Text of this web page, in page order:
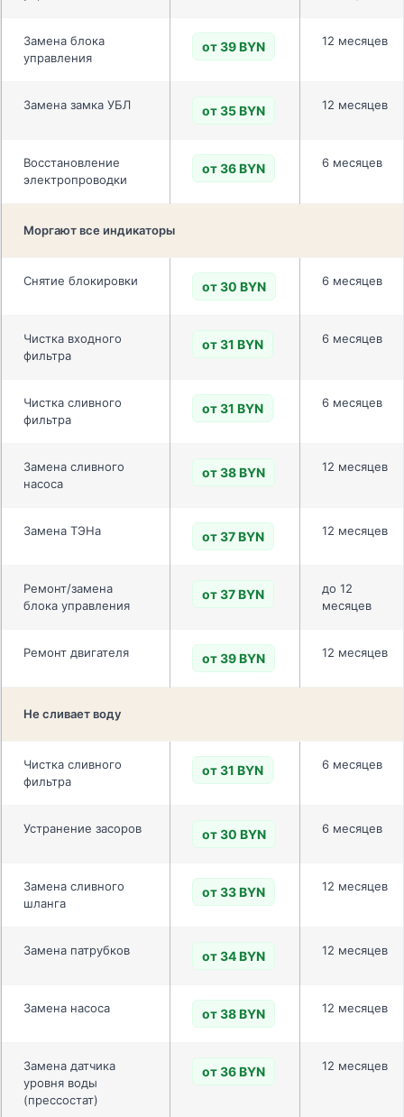
Замена блока
управления
от 39 BYN 12 месяцев
Замена замка УБЛ от 35 BYN 12 месяцев
Восстановление
электропроводки
от 36 BYN 6 месяцев
Моргают все индикаторы
Снятие блокировки от 30 BYN 6 месяцев
Чистка входного
фильтра
от 31 BYN 6 месяцев
Чистка сливного
фильтра
от 31 BYN 6 месяцев
Замена сливного
насоса
от 38 BYN 12 месяцев
Замена ТЭНа от 37 BYN 12 месяцев
Ремонт/замена
блока управления
от 37 BYN
до 12
месяцев
Ремонт двигателя от 39 BYN 12 месяцев
Не сливает воду
Чистка сливного
фильтра
от 31 BYN 6 месяцев
Устранение засоров от 30 BYN 6 месяцев
Замена сливного
шланга
от 33 BYN 12 месяцев
Замена патрубков от 34 BYN 12 месяцев
Замена насоса от 38 BYN 12 месяцев
Замена датчика
уровня воды
(прессостат)
от 36 BYN 12 месяцев